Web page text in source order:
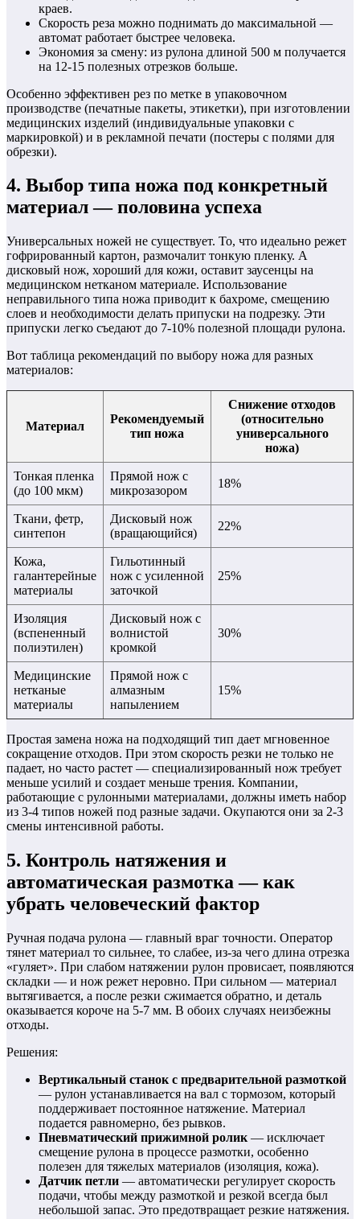
краев.
Скорость реза можно поднимать до максимальной —
автомат работает быстрее человека.
Экономия за смену: из рулона длиной 500 м получается
на 12-15 полезных отрезков больше.
Особенно эффективен рез по метке в упаковочном
производстве (печатные пакеты, этикетки), при изготовлении
медицинских изделий (индивидуальные упаковки с
маркировкой) и в рекламной печати (постеры с полями для
обрезки).
4. Выбор типа ножа под конкретный
материал — половина успеха
Универсальных ножей не существует. То, что идеально режет
гофрированный картон, размочалит тонкую пленку. А
дисковый нож, хороший для кожи, оставит заусенцы на
медицинском нетканом материале. Использование
неправильного типа ножа приводит к бахроме, смещению
слоев и необходимости делать припуски на подрезку. Эти
припуски легко съедают до 7-10% полезной площади рулона.
Вот таблица рекомендаций по выбору ножа для разных
материалов:
Материал
Рекомендуемый
тип ножа
Снижение отходов
(относительно
универсального
ножа)
Тонкая пленка
(до 100 мкм)
Прямой нож с
микрозазором
18%
Ткани, фетр,
синтепон
Дисковый нож
(вращающийся)
22%
Кожа,
галантерейные
материалы
Гильотинный
нож с усиленной
заточкой
25%
Изоляция
(вспененный
полиэтилен)
Дисковый нож с
волнистой
кромкой
30%
Медицинские
нетканые
материалы
Прямой нож с
алмазным
напылением
15%
Простая замена ножа на подходящий тип дает мгновенное
сокращение отходов. При этом скорость резки не только не
падает, но часто растет — специализированный нож требует
меньше усилий и создает меньше трения. Компании,
работающие с рулонными материалами, должны иметь набор
из 3-4 типов ножей под разные задачи. Окупаются они за 2-3
смены интенсивной работы.
5. Контроль натяжения и
автоматическая размотка — как
убрать человеческий фактор
Ручная подача рулона — главный враг точности. Оператор
тянет материал то сильнее, то слабее, из-за чего длина отрезка
«гуляет». При слабом натяжении рулон провисает, появляются
складки — и нож режет неровно. При сильном — материал
вытягивается, а после резки сжимается обратно, и деталь
оказывается короче на 5-7 мм. В обоих случаях неизбежны
отходы.
Решения:
Вертикальный станок с предварительной размоткой
— рулон устанавливается на вал с тормозом, который
поддерживает постоянное натяжение. Материал
подается равномерно, без рывков.
Пневматический прижимной ролик — исключает
смещение рулона в процессе размотки, особенно
полезен для тяжелых материалов (изоляция, кожа).
Датчик петли — автоматически регулирует скорость
подачи, чтобы между размоткой и резкой всегда был
небольшой запас. Это предотвращает резкие натяжения.